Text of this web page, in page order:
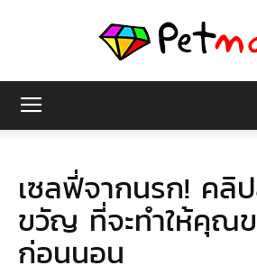
มายา
เซลฟี่จากนรก! คลิ
ขวัญ ที่จะทำให้คุณ
ก่อนนอน